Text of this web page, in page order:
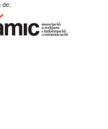
de: